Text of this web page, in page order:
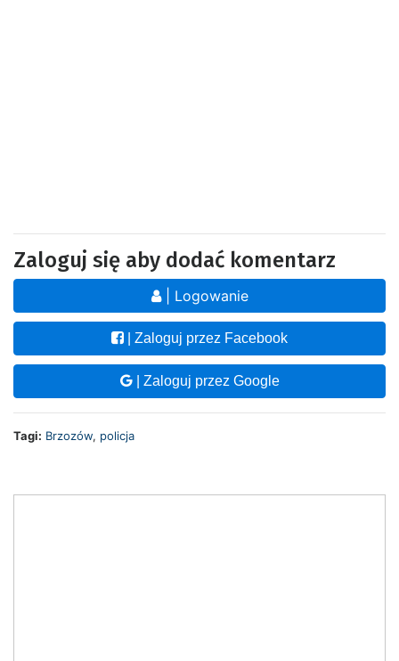
Zaloguj się aby dodać komentarz
| Logowanie
| Zaloguj przez Facebook
| Zaloguj przez Google
Tagi: Brzozów, policja